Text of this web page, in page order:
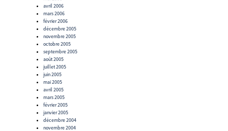
avril 2006
mars 2006
février 2006
décembre 2005
novembre 2005
octobre 2005
septembre 2005
août 2005
juillet 2005
juin 2005
mai 2005
avril 2005
mars 2005
février 2005
janvier 2005
décembre 2004
novembre 2004